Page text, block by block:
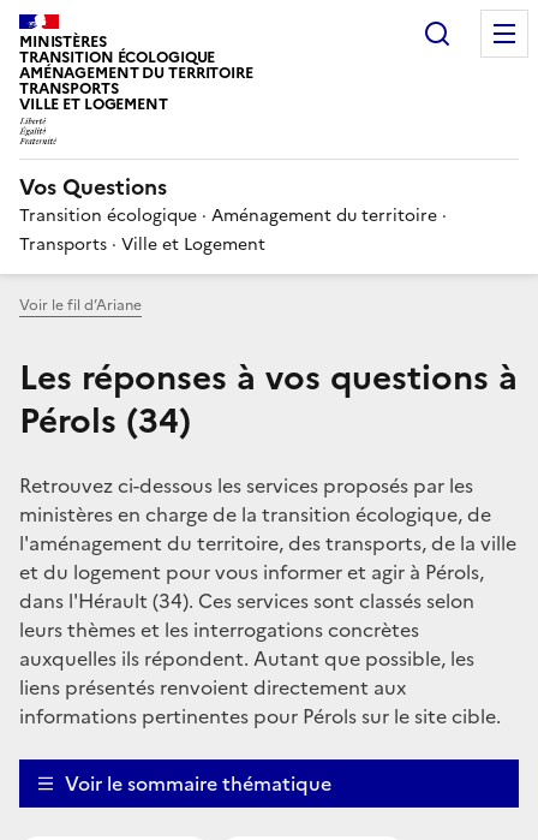
MINISTÈRES
TRANSITION ÉCOLOGIQUE
AMÉNAGEMENT DU TERRITOIRE
TRANSPORTS
VILLE ET LOGEMENT
Vos Questions
Transition écologique · Aménagement du territoire ·
Transports · Ville et Logement
Voir le fil d’Ariane
Les réponses à vos questions à
Pérols (34)
Retrouvez ci-dessous les services proposés par les
ministères en charge de la transition écologique, de
l'aménagement du territoire, des transports, de la ville
et du logement pour vous informer et agir à Pérols,
dans l'Hérault (34). Ces services sont classés selon
leurs thèmes et les interrogations concrètes
auxquelles ils répondent. Autant que possible, les
liens présentés renvoient directement aux
informations pertinentes pour Pérols sur le site cible.
Voir le sommaire thématique